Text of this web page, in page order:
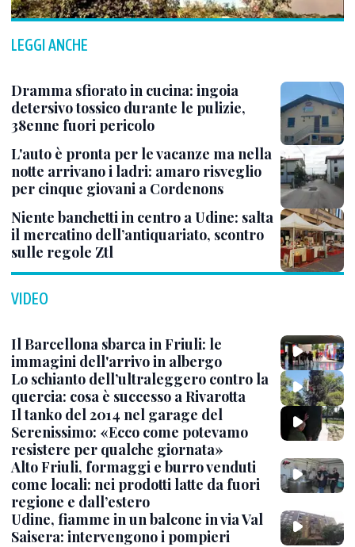
LEGGI ANCHE
Dramma sfiorato in cucina: ingoia
detersivo tossico durante le pulizie,
38enne fuori pericolo
L'auto è pronta per le vacanze ma nella
notte arrivano i ladri: amaro risveglio
per cinque giovani a Cordenons
Niente banchetti in centro a Udine: salta
il mercatino dell’antiquariato, scontro
sulle regole Ztl
VIDEO
Il Barcellona sbarca in Friuli: le
immagini dell'arrivo in albergo
Lo schianto dell’ultraleggero contro la
quercia: cosa è successo a Rivarotta
Il tanko del 2014 nel garage del
Serenissimo: «Ecco come potevamo
resistere per qualche giornata»
Alto Friuli, formaggi e burro venduti
come locali: nei prodotti latte da fuori
regione e dall’estero
Udine, fiamme in un balcone in via Val
Saisera: intervengono i pompieri